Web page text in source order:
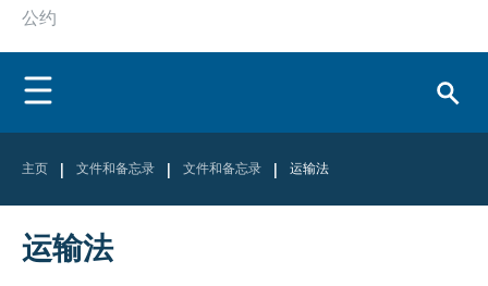
公约
主页 | 文件和备忘录 | 文件和备忘录 | 运输法
运输法